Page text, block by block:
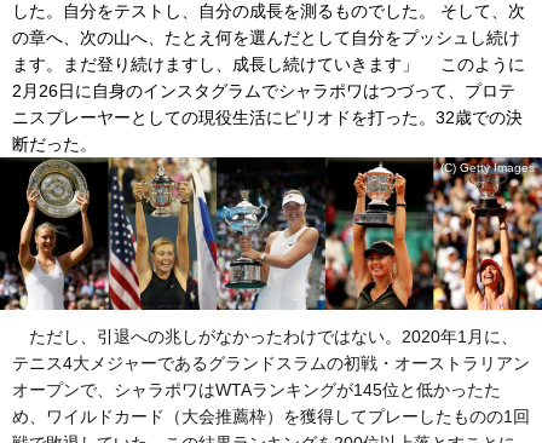
した。自分をテストし、自分の成長を測るものでした。 そして、次
の章へ、次の山へ、たとえ何を選んだとして自分をプッシュし続け
ます。まだ登り続けますし、成長し続けていきます」 このように
2月26日に自身のインスタグラムでシャラポワはつづって、プロテ
ニスプレーヤーとしての現役生活にピリオドを打った。32歳での決
断だった。
(C) Getty Images
ただし、引退への兆しがなかったわけではない。2020年1月に、
テニス4大メジャーであるグランドスラムの初戦・オーストラリアン
オープンで、シャラポワはWTAランキングが145位と低かったた
め、ワイルドカード（大会推薦枠）を獲得してプレーしたものの1回